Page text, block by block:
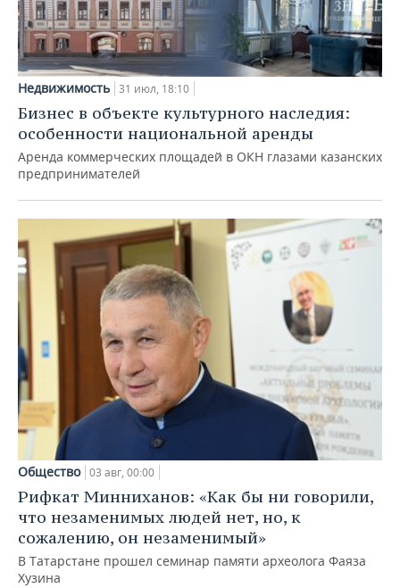
Недвижимость 31 июл, 18:10
Бизнес в объекте культурного наследия:
особенности национальной аренды
Аренда коммерческих площадей в ОКН глазами казанских
предпринимателей
Общество 03 авг, 00:00
Рифкат Минниханов: «Как бы ни говорили,
что незаменимых людей нет, но, к
сожалению, он незаменимый»
В Татарстане прошел семинар памяти археолога Фаяза
Хузина